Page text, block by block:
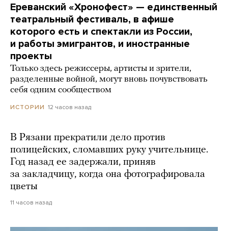
Ереванский «Хронофест» — единственный
театральный фестиваль, в афише
которого есть и спектакли из России,
и работы эмигрантов, и иностранные
проекты
Только здесь режиссеры, артисты и зрители,
разделенные войной, могут вновь почувствовать
себя одним сообществом
ИСТОРИИ 12 часов назад
В Рязани прекратили дело против
полицейских, сломавших руку учительнице.
Год назад ее задержали, приняв
за закладчицу, когда она фотографировала
цветы
11 часов назад